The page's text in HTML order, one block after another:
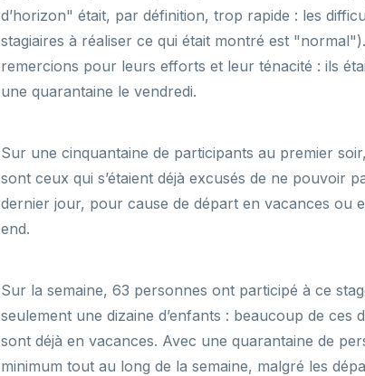
d’horizon" était, par définition, trop rapide : les
stagiaires à réaliser ce qui était montré est
remercions pour leurs efforts et leur ténacité : ils
une quarantaine le vendredi.
Sur une cinquantaine de participants au premier
sont ceux qui s’étaient déjà excusés de ne pouvoir
dernier jour, pour cause de départ en vacances ou
end.
Sur la semaine, 63 personnes ont participé à ce
seulement une dizaine d’enfants : beaucoup de ces
sont déjà en vacances. Avec une quarantaine de
minimum tout au long de la semaine, malgré les